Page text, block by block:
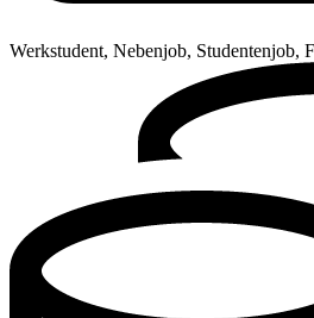
Werkstudent, Nebenjob, Studentenjob,